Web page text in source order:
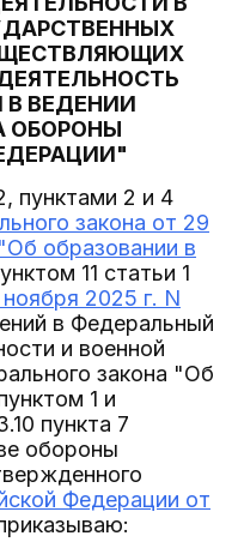
ВЕДЕНИИ
ОБОРОНЫ
пунктами 2 и 4
закона от 29
образовании в
11 статьи 1
2025 г. N
в Федеральный
и военной
закона "Об
1 и
пункта 7
обороны
Федерации от